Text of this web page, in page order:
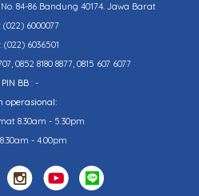
84-86 Bandung 40174. Jawa Barat
(022) 6000077
(022) 6036501
0852 8180 8877, 0815 607 6077
PIN BB : -
operasional:
8.30am - 5.30pm
- 4.00pm